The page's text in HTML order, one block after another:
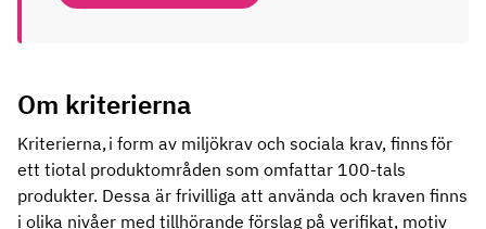
Om kriterierna
Kriterierna, i form av miljökrav och sociala krav, finns för
ett tiotal produktområden som omfattar 100-tals
produkter. Dessa är frivilliga att använda och kraven finns
i olika nivåer med tillhörande förslag på verifikat, motiv